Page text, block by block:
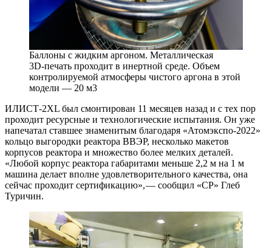
Баллоны с жидким аргоном. Металлическая
3D‑печать проходит в инертной среде. Объем
контролируемой атмосферы чистого аргона в этой
модели — 20 м3
ИЛИСТ‑2XL был смонтирован 11 месяцев назад и с тех пор
проходит ресурсные и технологические испытания. Он уже
напечатал ставшее знаменитым благодаря «Атомэкспо‑2022»
кольцо выгородки реактора ВВЭР, несколько макетов
корпусов реактора и множество более мелких деталей.
«Любой корпус реактора габаритами меньше 2,2 м на 1 м
машина делает вполне удовлетворительного качества, она
сейчас проходит сертификацию», — ​сообщил «СР» Глеб
Туричин.